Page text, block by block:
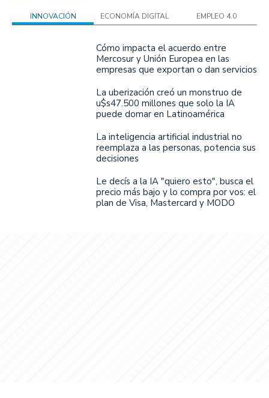
INNOVACIÓN ECONOMÍA DIGITAL EMPLEO 4.0
Cómo impacta el acuerdo entre
Mercosur y Unión Europea en las
empresas que exportan o dan servicios
La uberización creó un monstruo de
u$s47.500 millones que solo la IA
puede domar en Latinoamérica
La inteligencia artificial industrial no
reemplaza a las personas, potencia sus
decisiones
Le decís a la IA "quiero esto", busca el
precio más bajo y lo compra por vos: el
plan de Visa, Mastercard y MODO